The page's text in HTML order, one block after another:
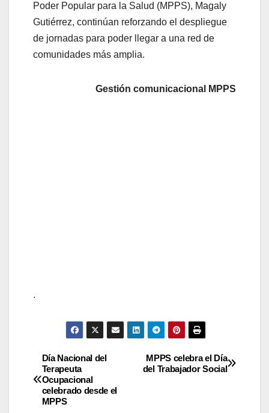
Poder Popular para la Salud (MPPS), Magaly
Gutiérrez, continúan reforzando el despliegue
de jornadas para poder llegar a una red de
comunidades más amplia.
Gestión comunicacional MPPS
.
MPPS celebra el Día
del Trabajador Social
Día Nacional del
Terapeuta
Ocupacional
celebrado desde el
MPPS